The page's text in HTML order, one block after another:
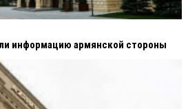
информацию армянской стороны